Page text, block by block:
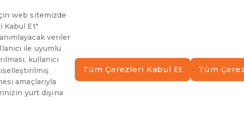
Teknoloji Sohbetleri